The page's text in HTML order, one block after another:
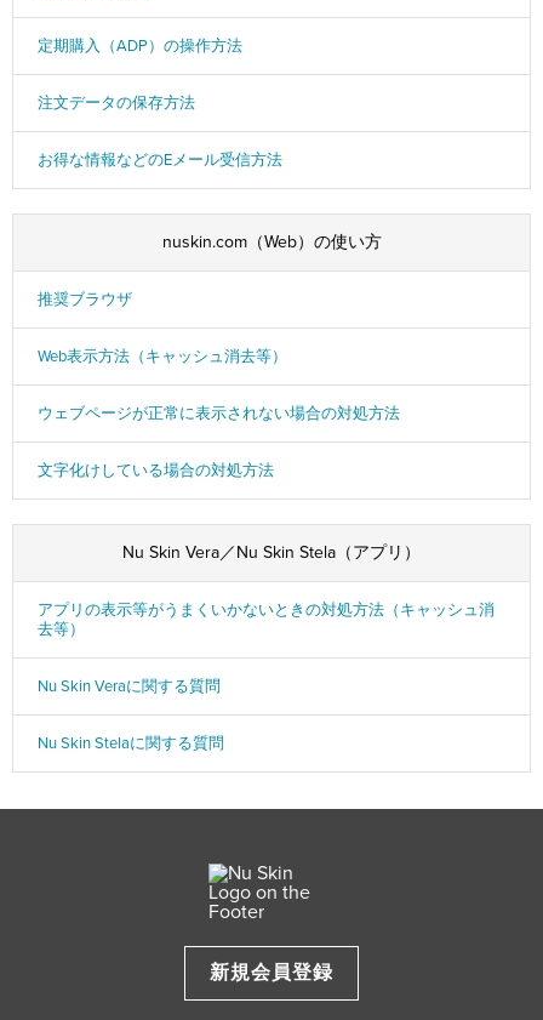
定期購入（ADP）の操作方法
注文データの保存方法
お得な情報などのEメール受信方法
nuskin.com（Web）の使い方
推奨ブラウザ
Web表示方法（キャッシュ消去等）
ウェブページが正常に表示されない場合の対処方法
文字化けしている場合の対処方法
Nu Skin Vera／Nu Skin Stela（アプリ）
アプリの表示等がうまくいかないときの対処方法（キャッシュ消
去等）
Nu Skin Veraに関する質問
Nu Skin Stelaに関する質問
新規会員登録